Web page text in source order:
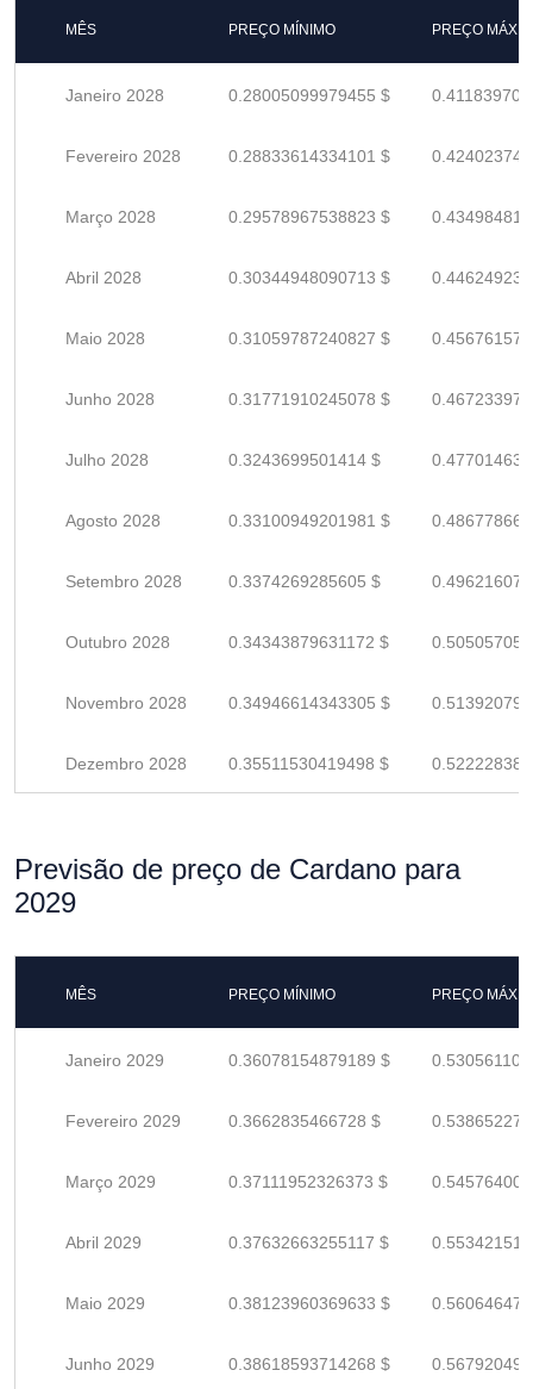
MÊS PREÇO MÍNIMO PREÇO
Janeiro 2028 0.28005099979455 $
Fevereiro 2028 0.28833614334101 $
Março 2028 0.29578967538823 $
Abril 2028 0.30344948090713 $
Maio 2028 0.31059787240827 $
Junho 2028 0.31771910245078 $
Julho 2028 0.3243699501414 $
Agosto 2028 0.33100949201981 $
Setembro 2028 0.3374269285605 $
Outubro 2028 0.34343879631172 $
Novembro 2028 0.34946614343305 $
Dezembro 2028 0.35511530419498 $
Previsão de preço de Cardano para
2029
MÊS PREÇO MÍNIMO PREÇO
Janeiro 2029 0.36078154879189 $
Fevereiro 2029 0.3662835466728 $
Março 2029 0.37111952326373 $
Abril 2029 0.37632663255117 $
Maio 2029 0.38123960369633 $
Junho 2029 0.38618593714268 $